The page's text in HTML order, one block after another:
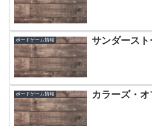
ボードゲーム情報 サンダースト
ボードゲーム情報 カラーズ・オ